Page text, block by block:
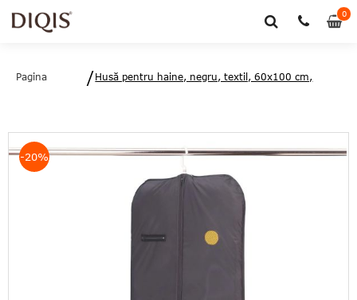
00
Pagina
Husă pentru haine, negru, textil, 60x100 cm,
-20%